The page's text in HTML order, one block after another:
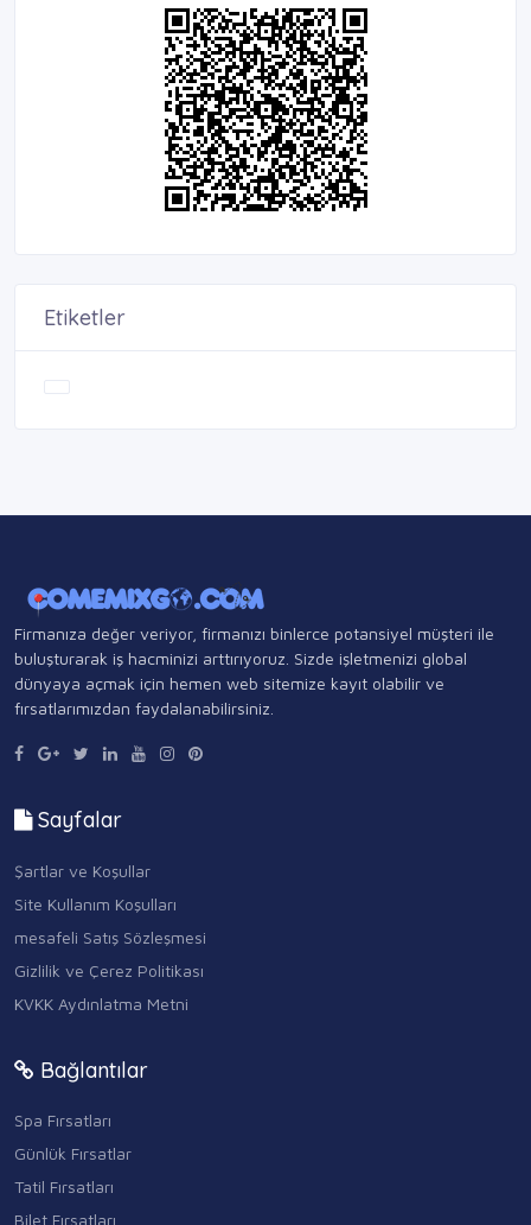
Etiketler
Firmanıza değer veriyor, firmanızı binlerce potansiyel müşteri ile
buluşturarak iş hacminizi arttırıyoruz. Sizde işletmenizi global
dünyaya açmak için hemen web sitemize kayıt olabilir ve
fırsatlarımızdan faydalanabilirsiniz.
Sayfalar
Şartlar ve Koşullar
Site Kullanım Koşulları
mesafeli Satış Sözleşmesi
Gizlilik ve Çerez Politikası
KVKK Aydınlatma Metni
Bağlantılar
Spa Fırsatları
Günlük Fırsatlar
Tatil Fırsatları
Bilet Fırsatları